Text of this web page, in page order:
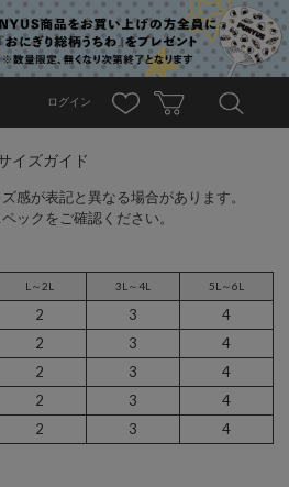
ログイン
イズガイド
感が表記と異なる場合があります。
ックをご確認ください。
L～2L 3L～4L 5L～6L
2 3
4
2 3
4
2 3
4
2 3
4
2 3 4